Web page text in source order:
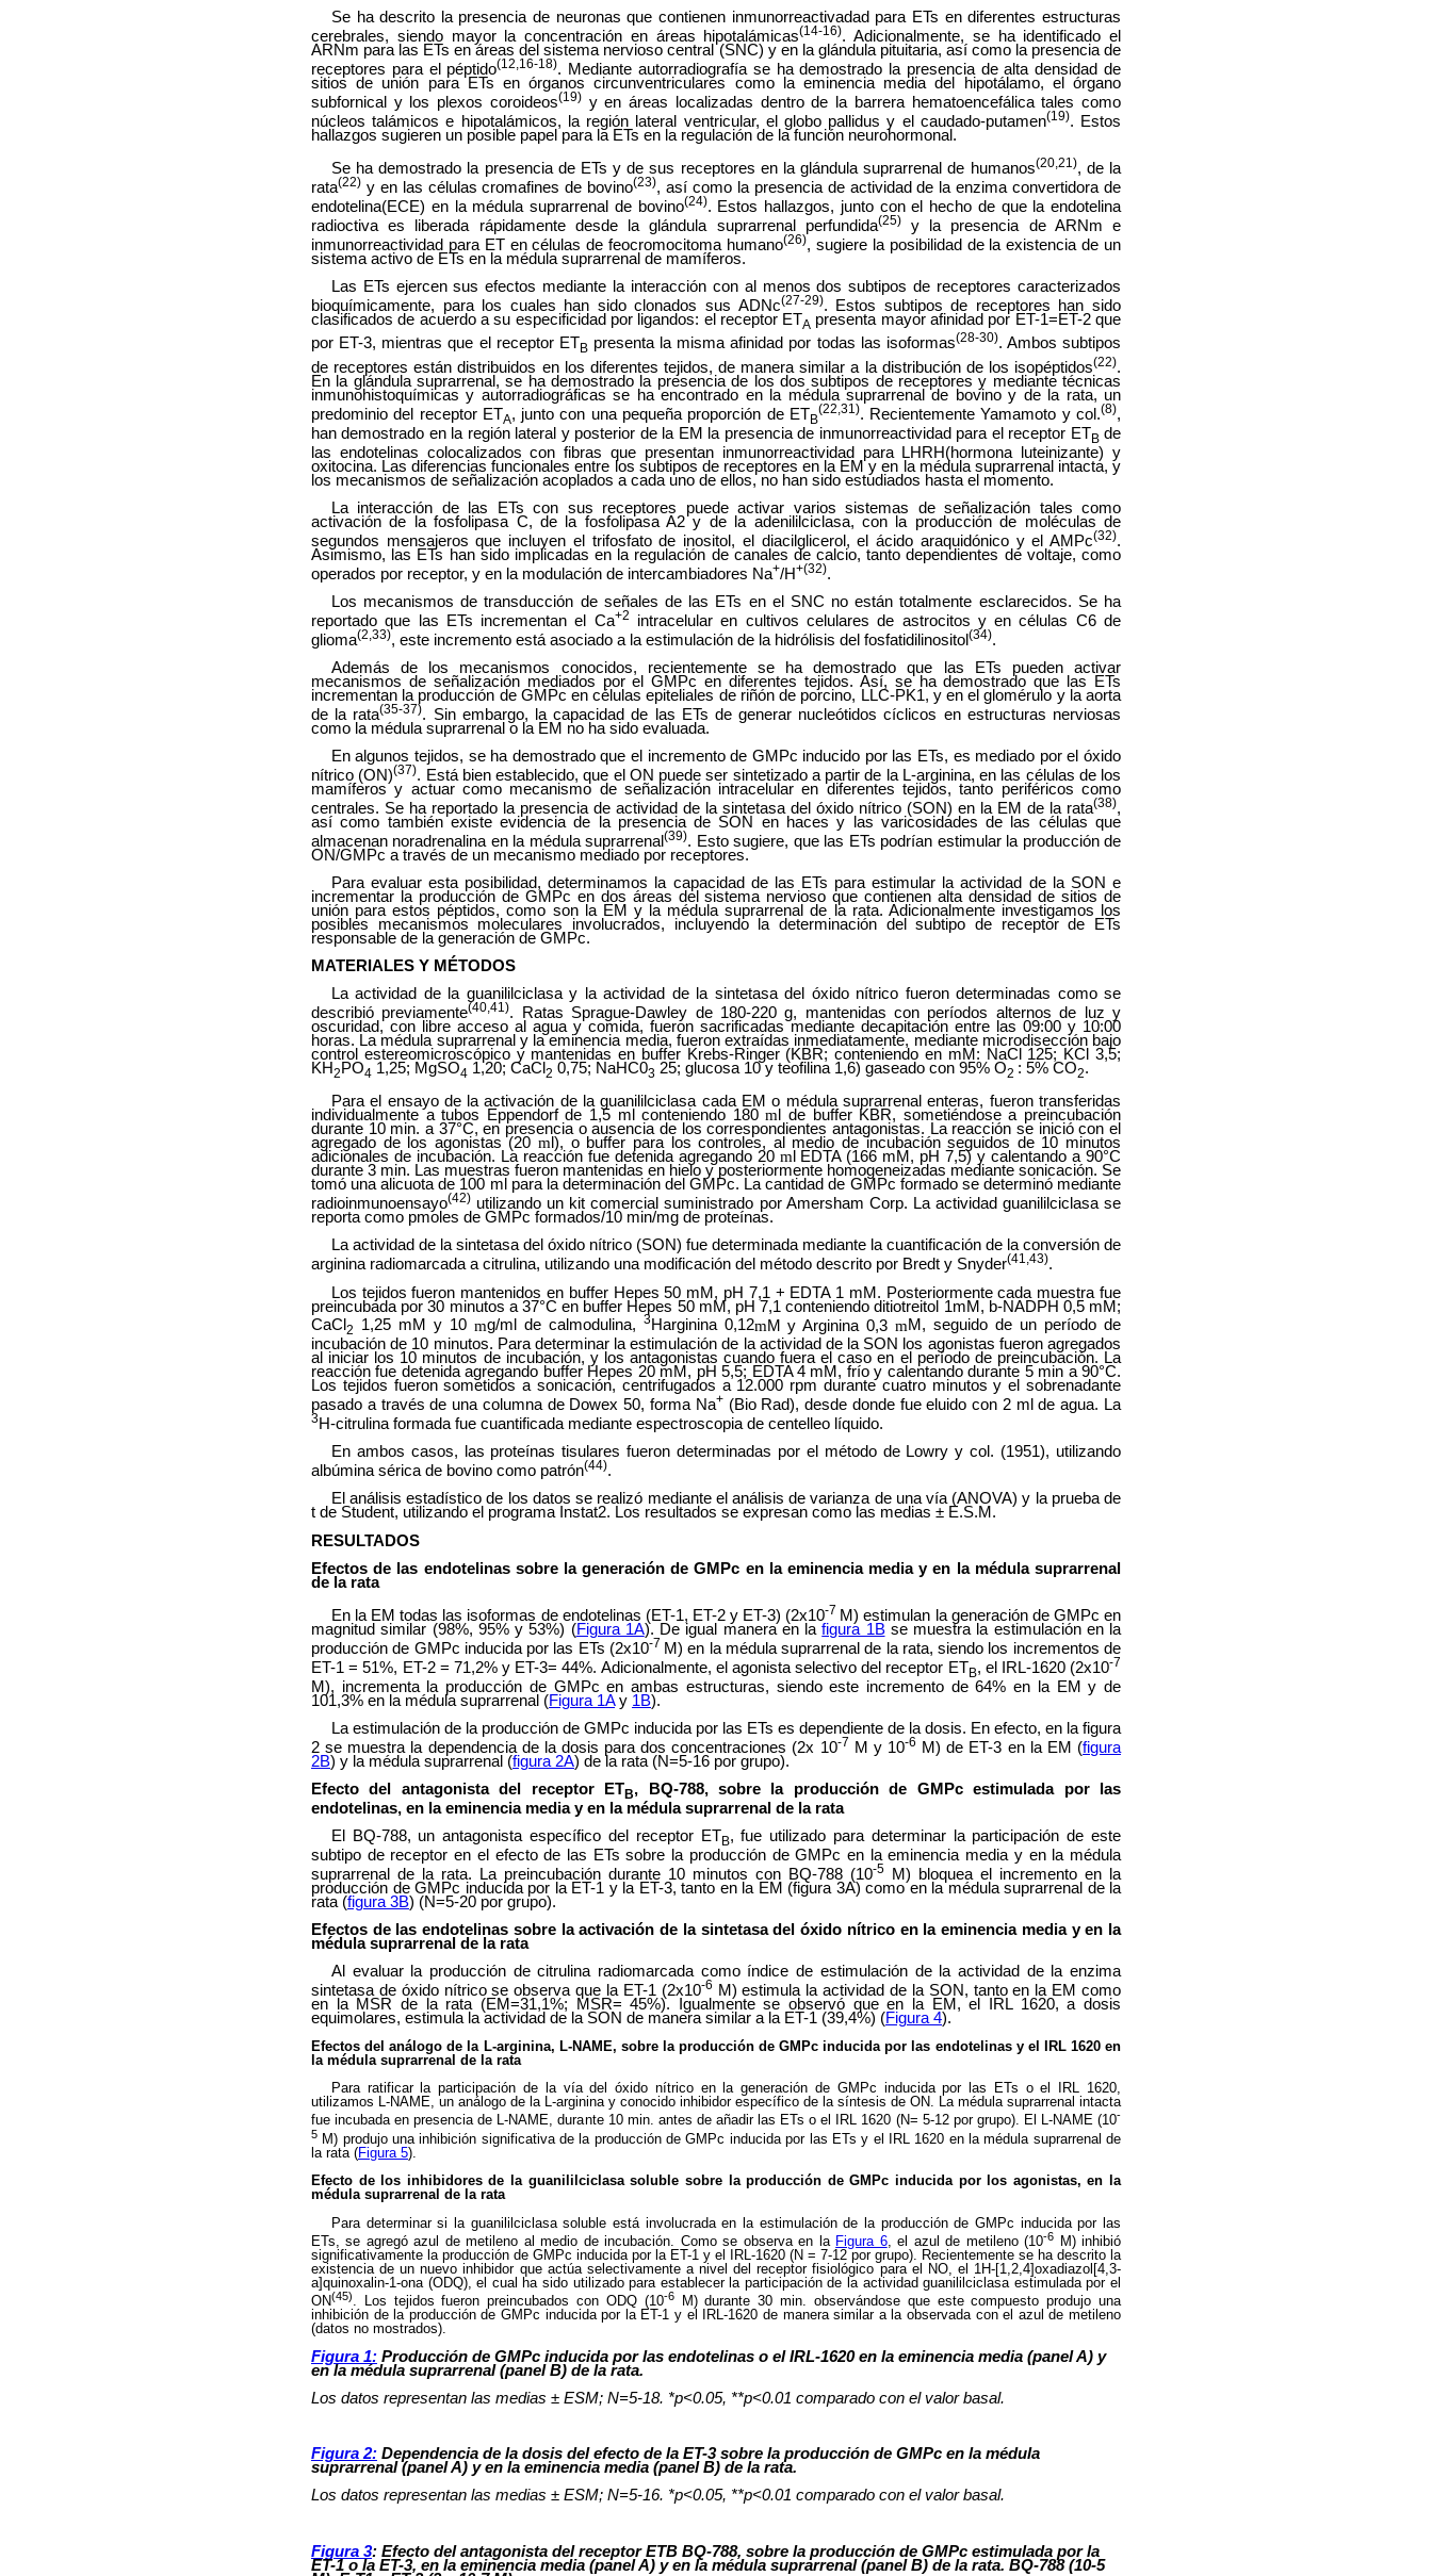
Se ha descrito la presencia de neuronas que contienen inmunorreactivadad para ETs en diferentes estructuras
cerebrales, siendo mayor la concentración en áreas hipotalámicas(14-16). Adicionalmente, se ha identificado el
ARNm para las ETs en áreas del sistema nervioso central (SNC) y en la glándula pituitaria, así como la presencia de
receptores para el péptido(12,16-18). Mediante autorradiografía se ha demostrado la presencia de alta densidad de
sitios de unión para ETs en órganos circunventriculares como la eminencia media del hipotálamo, el órgano
subfornical y los plexos coroideos(19)y en áreas localizadas dentro de la barrera hematoencefálica tales como
núcleos talámicos e hipotalámicos, la región lateral ventricular, el globo pallidus y el caudado-putamen(19). Estos
hallazgos sugieren un posible papel para la ETs en la regulación de la función neurohormonal.
Se ha demostrado la presencia de ETs y de sus receptores en la glándula suprarrenal de humanos(20,21), de la
rata(22) y en las células cromafines de bovino(23), así como la presencia de actividad de la enzima convertidora de
endotelina(ECE) en la médula suprarrenal de bovino(24). Estos hallazgos, junto con el hecho de que la endotelina
radioctiva es liberada rápidamente desde la glándula suprarrenal perfundida(25)y la presencia de ARNm e
inmunorreactividad para ET en células de feocromocitoma humano(26), sugiere la posibilidad de la existencia de un
sistema activo de ETs en la médula suprarrenal de mamíferos.
Las ETs ejercen sus efectos mediante la interacción con al menos dos subtipos de receptores caracterizados
bioquímicamente, para los cuales han sido clonados sus ADNc(27-29). Estos subtipos de receptores han sido
clasificados de acuerdo a su especificidad por ligandos: el receptor ETA presenta mayor afinidad por ET-1=ET-2 que
por ET-3, mientras que el receptor ETB presenta la misma afinidad por todas las isoformas(28-30). Ambos subtipos
de receptores están distribuidos en los diferentes tejidos, de manera similar a la distribución de los isopéptidos(22).
En la glándula suprarrenal, se ha demostrado la presencia de los dos subtipos de receptores y mediante técnicas
inmunohistoquímicas y autorradiográficas se ha encontrado en la médula suprarrenal de bovino y de la rata, un
predominio del receptor ETA, junto con una pequeña proporción de ETB
(22,31). Recientemente Yamamoto y col.(8),
han demostrado en la región lateral y posterior de la EM la presencia de inmunorreactividad para el receptor ETB de
las endotelinas colocalizados con fibras que presentan inmunorreactividad para LHRH(hormona luteinizante) y
oxitocina. Las diferencias funcionales entre los subtipos de receptores en la EM y en la médula suprarrenal intacta, y
los mecanismos de señalización acoplados a cada uno de ellos, no han sido estudiados hasta el momento.
La interacción de las ETs con sus receptores puede activar varios sistemas de señalización tales como
activación de la fosfolipasa C, de la fosfolipasa A2 y de la adenililciclasa, con la producción de moléculas de
segundos mensajeros que incluyen el trifosfato de inositol, el diacilglicerol, el ácido araquidónico y el AMPc(32).
Asimismo, las ETs han sido implicadas en la regulación de canales de calcio, tanto dependientes de voltaje, como
operados por receptor, y en la modulación de intercambiadores Na+/H+(32).
Los mecanismos de transducción de señales de las ETs en el SNC no están totalmente esclarecidos. Se ha
reportado que las ETs incrementan el Ca+2
intracelular en cultivos celulares de astrocitos y en células C6 de
glioma(2,33), este incremento está asociado a la estimulación de la hidrólisis del fosfatidilinositol (34).
Además de los mecanismos conocidos, recientemente se ha demostrado que las ETs pueden activar
mecanismos de señalización mediados por el GMPc en diferentes tejidos. Así, se ha demostrado que las ETs
incrementan la producción de GMPc en células epiteliales de riñón de porcino, LLC-PK1, y en el glomérulo y la aorta
de la rata(35-37). Sin embargo, la capacidad de las ETs de generar nucleótidos cíclicos en estructuras nerviosas
como la médula suprarrenal o la EM no ha sido evaluada.
En algunos tejidos, se ha demostrado que el incremento de GMPc inducido por las ETs, es mediado por el óxido
nítrico (ON)(37). Está bien establecido, que el ON puede ser sintetizado a partir de la L-arginina, en las células de los
mamíferos y actuar como mecanismo de señalización intracelular en diferentes tejidos, tanto periféricos como
centrales. Se ha reportado la presencia de actividad de la sintetasa del óxido nítrico (SON) en la EM de la rata(38),
así como también existe evidencia de la presencia de SON en haces y las varicosidades de las células que
almacenan noradrenalina en la médula suprarrenal(39). Esto sugiere, que las ETs podrían estimular la producción de
ON/GMPc a través de un mecanismo mediado por receptores.
Para evaluar esta posibilidad, determinamos la capacidad de las ETs para estimular la actividad de la SON e
incrementar la producción de GMPc en dos áreas del sistema nervioso que contienen alta densidad de sitios de
unión para estos péptidos, como son la EM y la médula suprarrenal de la rata. Adicionalmente investigamos los
posibles mecanismos moleculares involucrados, incluyendo la determinación del subtipo de receptor de ETs
responsable de la generación de GMPc.
MATERIALES Y MÉTODOS
La actividad de la guanililciclasa y la actividad de la sintetasa del óxido nítrico fueron determinadas como se
describió previamente(40,41). Ratas Sprague-Dawley de 180-220 g, mantenidas con períodos alternos de luz y
oscuridad, con libre acceso al agua y comida, fueron sacrificadas mediante decapitación entre las 09:00 y 10:00
horas. La médula suprarrenal y la eminencia media, fueron extraídas inmediatamente, mediante microdisección bajo
control estereomicroscópico y mantenidas en buffer Krebs-Ringer (KBR; conteniendo en mM: NaCl 125; KCl 3,5;
KH2 PO4 1,25; MgSO4 1,20; CaCl 2 0,75; NaHC03 25; glucosa 10 y teofilina 1,6) gaseado con 95% O2 : 5% CO2.
Para el ensayo de la activación de la guanililciclasa cada EM o médula suprarrenal enteras, fueron transferidas
individualmente a tubos Eppendorf de 1,5 ml conteniendo 180m l de buffer KBR, sometiéndose a preincubación
durante 10 min. a 37°C, en presencia o ausencia de los correspondientes antagonistas. La reacción se inició con el
agregado de los agonistas (20ml), o buffer para los controles, al medio de incubación seguidos de 10 minutos
adicionales de incubación. La reacción fue detenida agregando 20 ml EDTA (166 mM, pH 7,5) y calentando a 90°C
durante 3 min. Las muestras fueron mantenidas en hielo y posteriormente homogeneizadas mediante sonicación. Se
tomó una alicuota de 100 ml para la determinación del GMPc. La cantidad de GMPc formado se determinó mediante
radioinmunoensayo(42) utilizando un kit comercial suministrado por Amersham Corp. La actividad guanililciclasa se
reporta como pmoles de GMPc formados/10 min/mg de proteínas.
La actividad de la sintetasa del óxido nítrico (SON) fue determinada mediante la cuantificación de la conversión de
arginina radiomarcada a citrulina, utilizando una modificación del método descrito por Bredt y Snyder(41,43).
Los tejidos fueron mantenidos en buffer Hepes 50 mM, pH 7,1 + EDTA 1 mM. Posteriormente cada muestra fue
preincubada por 30 minutos a 37°C en buffer Hepes 50 mM, pH 7,1 conteniendo ditiotreitol 1mM, b-NADPH 0,5 mM;
CaCl 2 1,25 mM y 10 mg/ml de calmodulina, 3Harginina 0,12mM y Arginina 0,3mM, seguido de un período de
incubación de 10 minutos. Para determinar la estimulación de la actividad de la SON los agonistas fueron agregados
al iniciar los 10 minutos de incubación, y los antagonistas cuando fuera el caso en el período de preincubación. La
reacción fue detenida agregando buffer Hepes 20 mM, pH 5,5; EDTA 4 mM, frío y calentando durante 5 min a 90°C.
Los tejidos fueron sometidos a sonicación, centrifugados a 12.000 rpm durante cuatro minutos y el sobrenadante
pasado a través de una columna de Dowex 50, forma Na+(Bio Rad), desde donde fue eluido con 2 ml de agua. La
3H-citrulina formada fue cuantificada mediante espectroscopia de centelleo líquido.
En ambos casos, las proteínas tisulares fueron determinadas por el método de Lowry y col. (1951), utilizando
albúmina sérica de bovino como patrón(44).
El análisis estadístico de los datos se realizó mediante el análisis de varianza de una vía (ANOVA) y la prueba de
t de Student, utilizando el programa Instat2. Los resultados se expresan como las medias ± E.S.M.
RESULTADOS
Efectos de las endotelinas sobre la generación de GMPc en la eminencia media y en la médula suprarrenal
de la rata
En la EM todas las isoformas de endotelinas (ET-1, ET-2 y ET-3) (2x10-7 M) estimulan la generación de GMPc en
magnitud similar (98%, 95% y 53%) (Figura 1A). De igual manera en lafigura 1Bse muestra la estimulación en la
producción de GMPc inducida por las ETs (2x10-7 M) en la médula suprarrenal de la rata, siendo los incrementos de
ET-1 = 51%, ET-2 = 71,2% y ET-3= 44%. Adicionalmente, el agonista selectivo del receptor ETB, el IRL-1620 (2x10-7
M), incrementa la producción de GMPc en ambas estructuras, siendo este incremento de 64% en la EM y de
101,3% en la médula suprarrenal (Figura 1Ay 1B).
La estimulación de la producción de GMPc inducida por las ETs es dependiente de la dosis. En efecto, en la figura
2 se muestra la dependencia de la dosis para dos concentraciones (2x 10-7 M y 10-6 M) de ET-3 en la EM (figura
2B) y la médula suprarrenal (figura 2A) de la rata (N=5-16 por grupo).
Efecto del antagonista del receptor ETB, BQ-788, sobre la producción de GMPc estimulada por las
endotelinas, en la eminencia media y en la médula suprarrenal de la rata
El BQ-788, un antagonista específico del receptor ETB, fue utilizado para determinar la participación de este
subtipo de receptor en el efecto de las ETs sobre la producción de GMPc en la eminencia media y en la médula
suprarrenal de la rata. La preincubación durante 10 minutos con BQ-788 (10-5 M) bloquea el incremento en la
producción de GMPc inducida por la ET-1 y la ET-3, tanto en la EM (figura 3A) como en la médula suprarrenal de la
rata (figura 3B) (N=5-20 por grupo).
Efectos de las endotelinas sobre la activación de la sintetasa del óxido nítrico en la eminencia media y en la
médula suprarrenal de la rata
Al evaluar la producción de citrulina radiomarcada como índice de estimulación de la actividad de la enzima
sintetasa de óxido nítrico se observa que la ET-1 (2x10-6 M) estimula la actividad de la SON, tanto en la EM como
en la MSR de la rata (EM=31,1%; MSR= 45%). Igualmente se observó que en la EM, el IRL 1620, a dosis
equimolares, estimula la actividad de la SON de manera similar a la ET-1 (39,4%) (Figura 4).
Efectos del análogo de la L-arginina, L-NAME, sobre la producción de GMPc inducida por las endotelinas y el IRL 1620 en
la médula suprarrenal de la rata
Para ratificar la participación de la vía del óxido nítrico en la generación de GMPc inducida por las ETs o el IRL 1620,
utilizamos L-NAME, un análogo de la L-arginina y conocido inhibidor específico de la síntesis de ON. La médula suprarrenal intacta
fue incubada en presencia de L-NAME, durante 10 min. antes de añadir las ETs o el IRL 1620 (N= 5-12 por grupo). El L-NAME (10-
5 M) produjo una inhibición significativa de la producción de GMPc inducida por las ETs y el IRL 1620 en la médula suprarrenal de
la rata (Figura 5).
Efecto de los inhibidores de la guanililciclasa soluble sobre la producción de GMPc inducida por los agonistas, en la
médula suprarrenal de la rata
Para determinar si la guanililciclasa soluble está involucrada en la estimulación de la producción de GMPc inducida por las
ETs, se agregó azul de metileno al medio de incubación. Como se observa en la Figura 6, el azul de metileno (10-6
M) inhibió
significativamente la producción de GMPc inducida por la ET-1 y el IRL-1620 (N = 7-12 por grupo). Recientemente se ha descrito la
existencia de un nuevo inhibidor que actúa selectivamente a nivel del receptor fisiológico para el NO, el 1H-[1,2,4]oxadiazol[4,3-
a]quinoxalin-1-ona (ODQ), el cual ha sido utilizado para establecer la participación de la actividad guanililciclasa estimulada por el
ON(45). Los tejidos fueron preincubados con ODQ (10-6M) durante 30 min. observándose que este compuesto produjo una
inhibición de la producción de GMPc inducida por la ET-1 y el IRL-1620 de manera similar a la observada con el azul de metileno
(datos no mostrados).
Figura 1: Producción de GMPc inducida por las endotelinas o el IRL-1620 en la eminencia media (panel A) y
en la médula suprarrenal (panel B) de la rata.
Los datos representan las medias ± ESM; N=5-18. *p<0.05, **p<0.01 comparado con el valor basal.
Figura 2: Dependencia de la dosis del efecto de la ET-3 sobre la producción de GMPc en la médula
suprarrenal (panel A) y en la eminencia media (panel B) de la rata.
Los datos representan las medias ± ESM; N=5-16. *p<0.05, **p<0.01 comparado con el valor basal.
Figura 3: Efecto del antagonista del receptor ETB BQ-788, sobre la producción de GMPc estimulada por la
ET-1 o la ET-3, en la eminencia media (panel A) y en la médula suprarrenal (panel B) de la rata. BQ-788 (10-5